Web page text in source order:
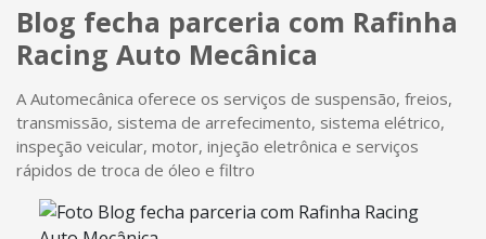
Blog fecha parceria com Rafinha
Racing Auto Mecânica
A Automecânica oferece os serviços de suspensão, freios,
transmissão, sistema de arrefecimento, sistema elétrico,
inspeção veicular, motor, injeção eletrônica e serviços
rápidos de troca de óleo e filtro